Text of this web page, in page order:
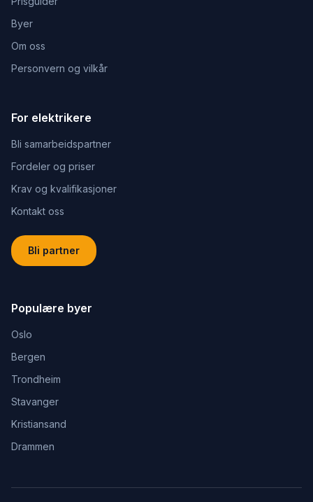
Byer
Om oss
Personvern og vilkår
For elektrikere
Bli samarbeidspartner
Fordeler og priser
Krav og kvalifikasjoner
Kontakt oss
Bli partner
Populære byer
Oslo
Bergen
Trondheim
Stavanger
Kristiansand
Drammen